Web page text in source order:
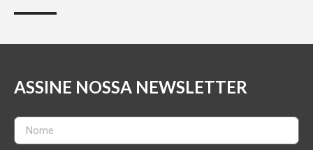
ASSINE NOSSA NEWSLETTER